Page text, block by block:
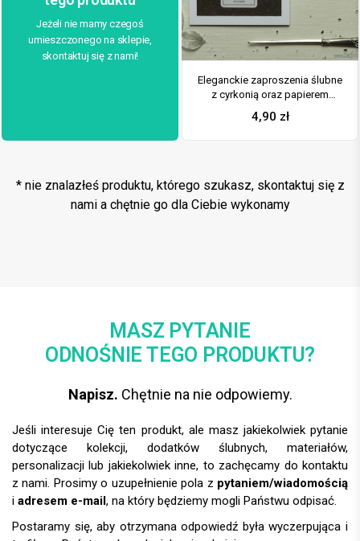
Jeżeli nie mamy czegoś
umieszczonego na sklepie,
skontaktuj się z nami!
Eleganckie zaproszenia ślubne
z cyrkonią oraz papierem
ozdobnym przypominającym
brązową koronkę, na który
4,90 zł
* nie znalazłeś produktu, którego szukasz, skontaktuj się z
nami a chętnie go dla Ciebie wykonamy
MASZ PYTANIE
ODNOŚNIE TEGO PRODUKTU?
Napisz. Chętnie na nie odpowiemy.
Jeśli interesuje Cię ten produkt, ale masz jakiekolwiek pytanie
dotyczące kolekcji, dodatków ślubnych, materiałów,
personalizacji lub jakiekolwiek inne, to zachęcamy do kontaktu
z nami. Prosimy o uzupełnienie pola z pytaniem/wiadomością
i adresem e-mail, na który będziemy mogli Państwu odpisać.
Postaramy się, aby otrzymana odpowiedź była wyczerpująca i